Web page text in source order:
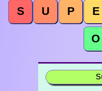
S U P E
O